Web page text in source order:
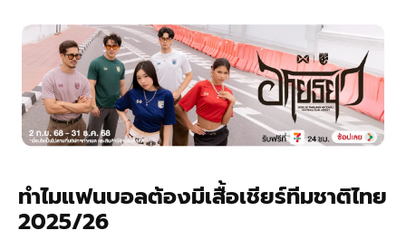
ทำไมแฟนบอลต้องมีเสื้อเชียร์ทีมชาติไทย
2025/26